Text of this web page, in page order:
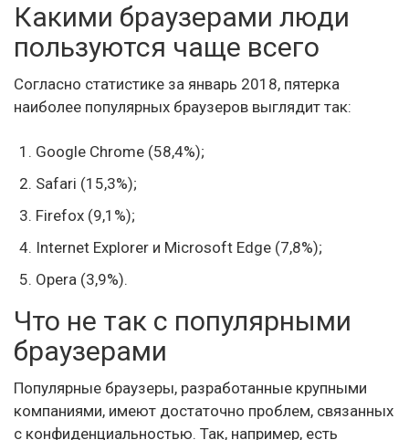
Какими браузерами люди
пользуются чаще всего
Согласно статистике за январь 2018, пятерка
наиболее популярных браузеров выглядит так:
Google Chrome (58,4%);
Safari (15,3%);
Firefox (9,1%);
Internet Explorer и Microsoft Edge (7,8%);
Opera (3,9%).
Что не так с популярными
браузерами
Популярные браузеры, разработанные крупными
компаниями, имеют достаточно проблем, связанных
с конфиденциальностью. Так, например, есть